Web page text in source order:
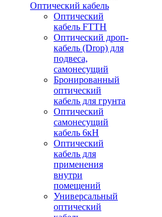
Оптический кабель
Оптический
кабель FTTH
Оптический дроп-
кабель (Drop) для
подвеса,
самонесущий
Бронированный
оптический
кабель для грунта
Оптический
самонесущий
кабель 6кН
Оптический
кабель для
применения
внутри
помещений
Универсальный
оптический